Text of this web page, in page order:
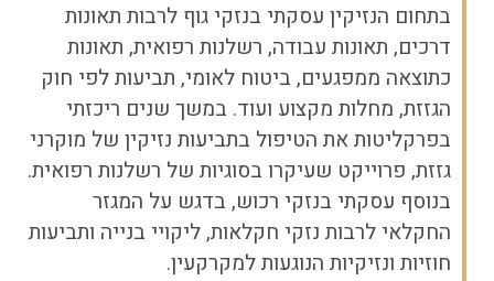
בתחום הנזיקין עסקתי בנזקי גוף לרבות תאונות
דרכים, תאונות עבודה, רשלנות רפואית, תאונות
כתוצאה ממפגעים, ביטוח לאומי, תביעות לפי חוק
הגזזת, מחלות מקצוע ועוד. במשך שנים ריכזתי
בפרקליטות את הטיפול בתביעות נזיקין של מוקרני
גזזת, פרוייקט שעיקרו בסוגיות של רשלנות רפואית.
בנוסף עסקתי בנזקי רכוש, בדגש על המגזר
החקלאי לרבות נזקי חקלאות, ליקויי בנייה ותביעות
חוזיות ונזיקיות הנוגעות למקרקעין.